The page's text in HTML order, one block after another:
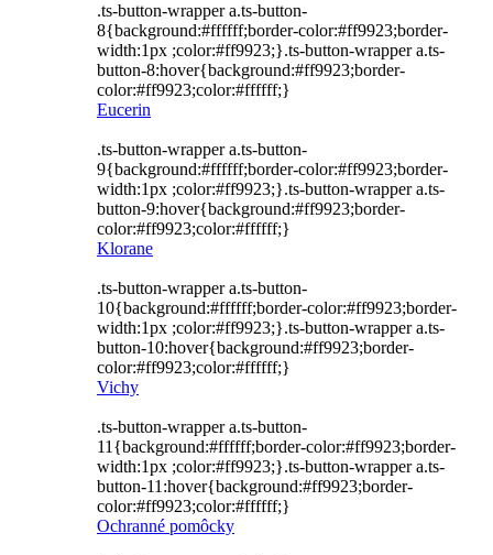
.ts-button-wrapper a.ts-button-
8{background:#ffffff;border-color:#ff9923;border-
width:1px ;color:#ff9923;}.ts-button-wrapper a.ts-
button-8:hover{background:#ff9923;border-
color:#ff9923;color:#ffffff;}
Eucerin
.ts-button-wrapper a.ts-button-
9{background:#ffffff;border-color:#ff9923;border-
width:1px ;color:#ff9923;}.ts-button-wrapper a.ts-
button-9:hover{background:#ff9923;border-
color:#ff9923;color:#ffffff;}
Klorane
.ts-button-wrapper a.ts-button-
10{background:#ffffff;border-color:#ff9923;border-
width:1px ;color:#ff9923;}.ts-button-wrapper a.ts-
button-10:hover{background:#ff9923;border-
color:#ff9923;color:#ffffff;}
Vichy
.ts-button-wrapper a.ts-button-
11{background:#ffffff;border-color:#ff9923;border-
width:1px ;color:#ff9923;}.ts-button-wrapper a.ts-
button-11:hover{background:#ff9923;border-
color:#ff9923;color:#ffffff;}
Ochranné pomôcky